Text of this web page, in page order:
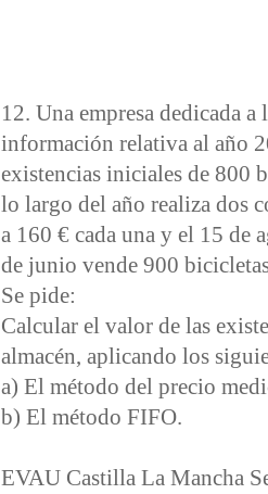
12. Una empresa dedicada
información relativa al año
existencias iniciales de 800
lo largo del año realiza dos
a 160 € cada una y el 15 de
de junio vende 900
Se pide:
Calcular el valor de las
almacén, aplicando los
a) El método del precio
b) El método FIFO.
EVAU Castilla La Mancha